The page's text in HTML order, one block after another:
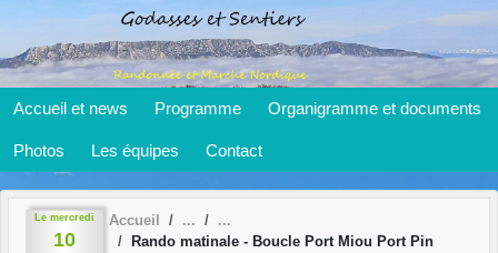
Accueil et news Programme Organigramme et documents
Photos Les équipes Contact
Le mercredi
10
Accueil
Rando matinale - Boucle Port Miou Port Pin
Panneau de gestion des cookies